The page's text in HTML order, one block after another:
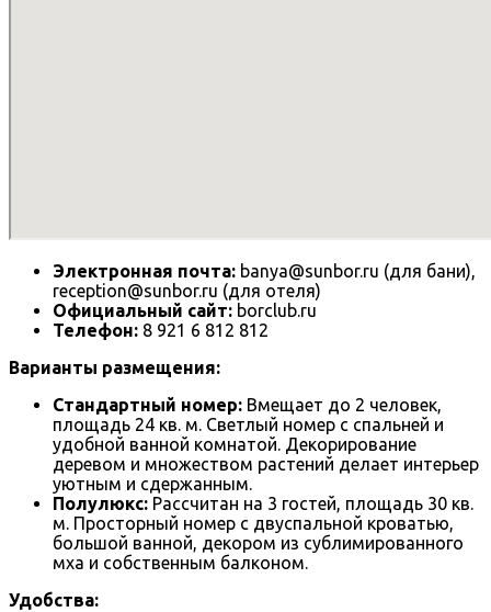
Электронная почта: banya@sunbor.ru (для бани),
reception@sunbor.ru (для отеля)
Официальный сайт: borclub.ru
Телефон: 8 921 6 812 812
Варианты размещения:
Стандартный номер: Вмещает до 2 человек,
площадь 24 кв. м. Светлый номер с спальней и
удобной ванной комнатой. Декорирование
деревом и множеством растений делает интерьер
уютным и сдержанным.
Полулюкс: Рассчитан на 3 гостей, площадь 30 кв.
м. Просторный номер с двуспальной кроватью,
большой ванной, декором из сублимированного
мха и собственным балконом.
Удобства: